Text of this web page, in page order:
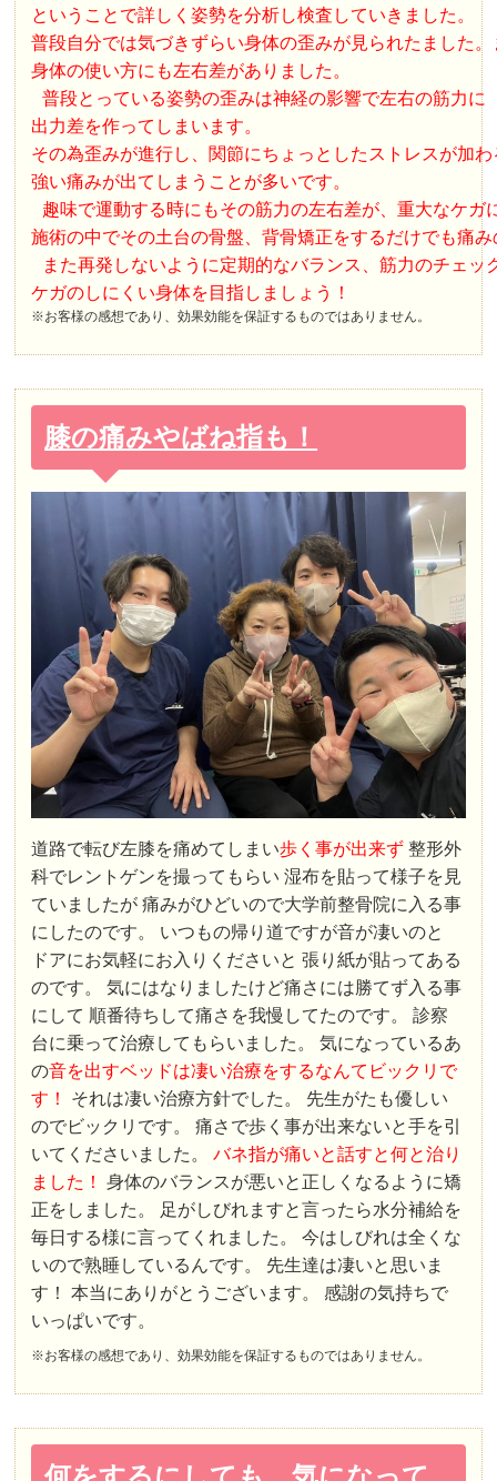
ということで詳しく姿勢を分析し検査していきました。
普段自分では気づきずらい身体の歪みが見られたました
身体の使い方にも左右差がありました。
普段とっている姿勢の歪みは神経の影響で左右の筋力に
出力差を作ってしまいます。
その為歪みが進行し、関節にちょっとしたストレスが加
強い痛みが出てしまうことが多いです。
趣味で運動する時にもその筋力の左右差が、重大なケ
施術の中でその土台の骨盤、背骨矯正をするだけでも痛
また再発しないように定期的なバランス、筋力のチェッ
ケガのしにくい身体を目指しましょう！
※お客様の感想であり、効果効能を保証するものではありません。
膝の痛みやばね指も！
道路で転び左膝を痛めてしまい歩く事が出来ず 整形外
科でレントゲンを撮ってもらい 湿布を貼って様子を見
ていましたが 痛みがひどいので大学前整骨院に入る事
にしたのです。 いつもの帰り道ですが音が凄いのと
ドアにお気軽にお入りくださいと 張り紙が貼ってある
のです。 気にはなりましたけど痛さには勝てず入る事
にして 順番待ちして痛さを我慢してたのです。 診察
台に乗って治療してもらいました。 気になっているあ
の音を出すベッドは凄い治療をするなんてビックリで
す！
それは凄い治療方針でした。 先生がたも優しい
のでビックリです。 痛さで歩く事が出来ないと手を引
いてくださいました。
バネ指が痛いと話すと何と治り
ました！
身体のバランスが悪いと正しくなるように矯
正をしました。 足がしびれますと言ったら水分補給を
毎日する様に言ってくれました。 今はしびれは全くな
いので熟睡しているんです。 先生達は凄いと思いま
す！ 本当にありがとうございます。 感謝の気持ちで
いっぱいです。
※お客様の感想であり、効果効能を保証するものではありません。